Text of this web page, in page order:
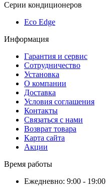
Серии кондиционеров
Eco Edge
Информация
Гарантия и сервис
Сотрудничество
Установка
О компании
Доставка
Условия соглашения
Контакты
Связаться с нами
Возврат товара
Карта сайта
Акции
Время работы
Ежедневно: 9:00 - 19:00